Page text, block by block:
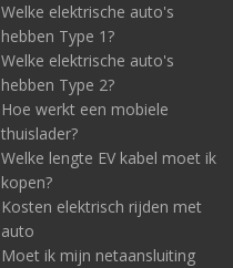
Welke elektrische auto's
hebben Type 1?
Welke elektrische auto's
hebben Type 2?
Hoe werkt een mobiele
thuislader?
Welke lengte EV kabel moet ik
kopen?
Kosten elektrisch rijden met
auto
Moet ik mijn netaansluiting